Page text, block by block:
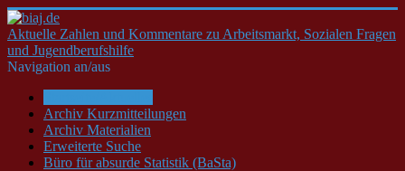
Aktuelle Zahlen und Kommentare zu Arbeitsmarkt, Sozialen Fragen
und Jugendberufshilfe
Navigation an/aus
Archiv Kurzmitteilungen
Archiv Materialien
Erweiterte Suche
Büro für absurde Statistik (BaSta)